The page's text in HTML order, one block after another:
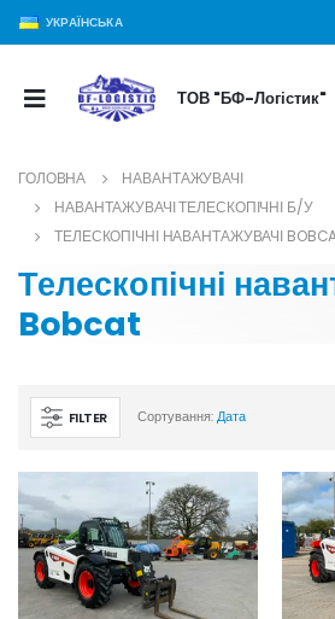
УКРАЇНСЬКА
ТОВ "БФ-Логістик"
ГОЛОВНА
НАВАНТАЖУВАЧІ
НАВАНТАЖУВАЧІ ТЕЛЕСКОПІЧНІ Б/У
ТЕЛЕСКОПІЧНІ НАВАНТАЖУВАЧІ
Телескопічні
Bobcat
FILTER Сортування:Дата